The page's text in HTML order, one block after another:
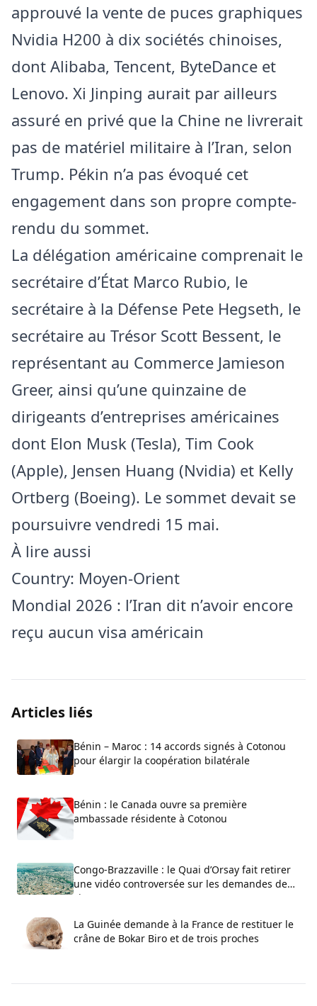
approuvé la vente de puces graphiques
Nvidia H200 à dix sociétés chinoises,
dont Alibaba, Tencent, ByteDance et
Lenovo. Xi Jinping aurait par ailleurs
assuré en privé que la Chine ne livrerait
pas de matériel militaire à l’Iran, selon
Trump. Pékin n’a pas évoqué cet
engagement dans son propre compte-
rendu du sommet.
La délégation américaine comprenait le
secrétaire d’État Marco Rubio, le
secrétaire à la Défense Pete Hegseth, le
secrétaire au Trésor Scott Bessent, le
représentant au Commerce Jamieson
Greer, ainsi qu’une quinzaine de
dirigeants d’entreprises américaines
dont Elon Musk (Tesla), Tim Cook
(Apple), Jensen Huang (Nvidia) et Kelly
Ortberg (Boeing). Le sommet devait se
poursuivre vendredi 15 mai.
À lire aussi
Country: Moyen-Orient
Mondial 2026 : l’Iran dit n’avoir encore
reçu aucun visa américain
Articles liés
Bénin – Maroc : 14 accords signés à Cotonou
pour élargir la coopération bilatérale
Bénin : le Canada ouvre sa première
ambassade résidente à Cotonou
Congo-Brazzaville : le Quai d’Orsay fait retirer
une vidéo controversée sur les demandes de
visa
La Guinée demande à la France de restituer le
crâne de Bokar Biro et de trois proches